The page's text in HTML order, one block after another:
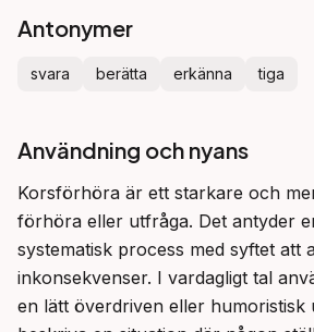
Antonymer
svara berätta erkänna tiga
Användning och nyans
Korsförhöra är ett starkare och
förhöra eller utfråga. Det antyder
systematisk process med syftet att
inkonsekvenser. I vardagligt tal
en lätt överdriven eller